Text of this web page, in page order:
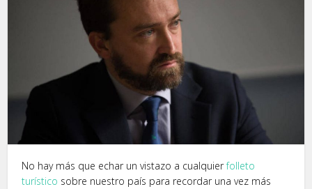
No hay más que echar un vistazo a cualquierfolleto
turístico sobre nuestro país para recordar una vez más